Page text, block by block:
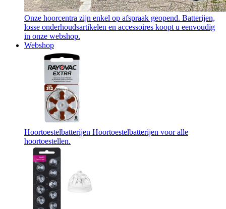
Onze hoorcentra zijn enkel op afspraak geopend. Batterijen,
losse onderhoudsartikelen en accessoires koopt u eenvoudig
in onze webshop.
Webshop
Hoortoestelbatterijen Hoortoestelbatterijen voor alle
hoortoestellen.